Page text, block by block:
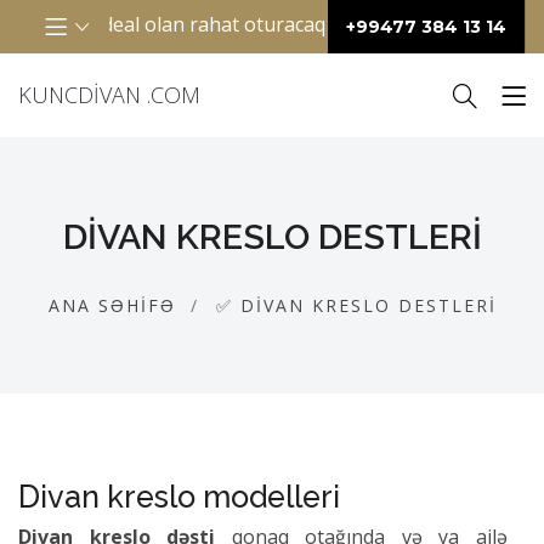
olan rahat oturacaq mebelidir. Adətən “L” şəkilli
+99477 384 13 14
KUNCDIVAN .COM
DIVAN KRESLO DESTLERI
ANA SƏHIFƏ ✅ DIVAN KRESLO DESTLERI
Divan kreslo modelleri
Divan kreslo dəsti qonaq otağında və ya ailə